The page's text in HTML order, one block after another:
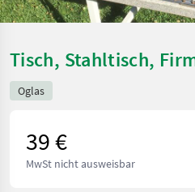
Tisch, Stahltisch,
Oglas
39 €
MwSt nicht ausweisbar